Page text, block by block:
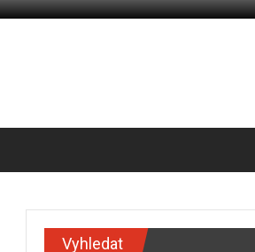
Vyhledat